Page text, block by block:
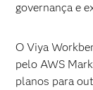
governança e
O Viya
pelo AWS
planos para